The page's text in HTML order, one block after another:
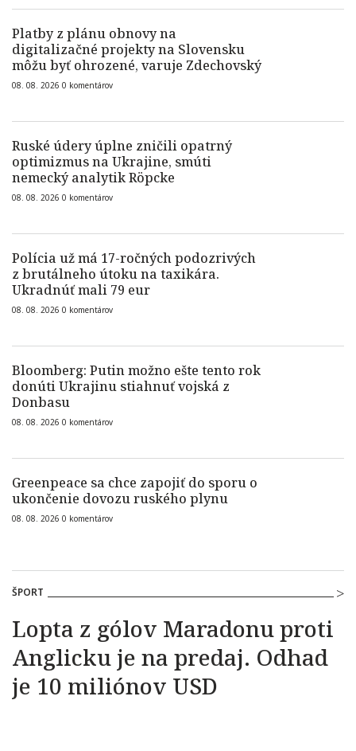
Platby z plánu obnovy na
digitalizačné projekty na Slovensku
môžu byť ohrozené, varuje Zdechovský
08. 08. 2026 0 komentárov
Ruské údery úplne zničili opatrný
optimizmus na Ukrajine, smúti
nemecký analytik Röpcke
08. 08. 2026 0 komentárov
Polícia už má 17-ročných podozrivých
z brutálneho útoku na taxikára.
Ukradnúť mali 79 eur
08. 08. 2026 0 komentárov
Bloomberg: Putin možno ešte tento rok
donúti Ukrajinu stiahnuť vojská z
Donbasu
08. 08. 2026 0 komentárov
Greenpeace sa chce zapojiť do sporu o
ukončenie dovozu ruského plynu
08. 08. 2026 0 komentárov
ŠPORT